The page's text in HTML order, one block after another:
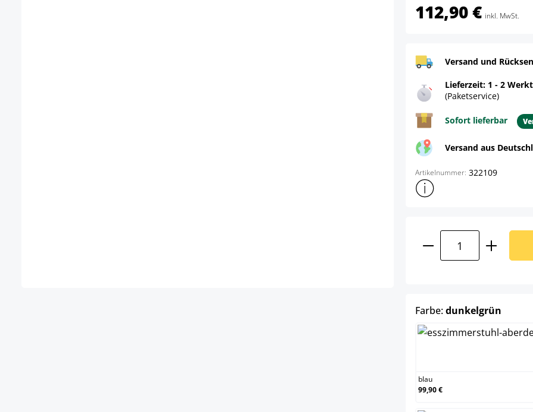
112,90 € inkl. MwSt.
Versand und
Lieferzeit: 1 - 2
(Paketservice)
Sofort lieferbar
Versand aus
Artikelnummer: 322109
Weitere
Produkt Anzahl:
Farbe:dunkelgrün
blau
99,90 €